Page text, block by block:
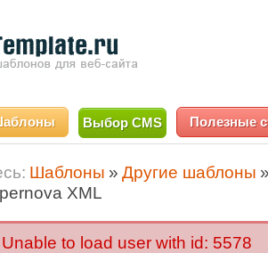
Выбор CMS Полезные
Шаблоны » Другие шаблоны
XML
to load user with id: 5578